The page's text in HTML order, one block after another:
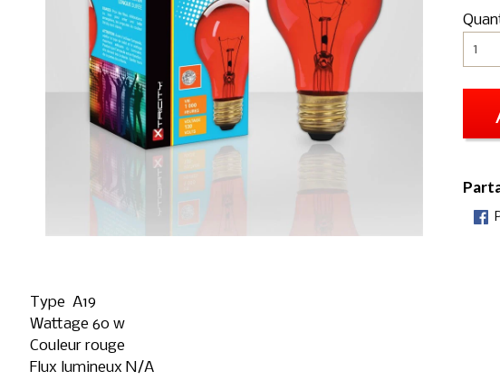
Type A19
Wattage 60 w
Couleur rouge
Flux lumineux N/A